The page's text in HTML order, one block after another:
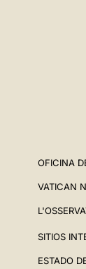
OFICINA
VATICAN
SITIOS
ESTADO